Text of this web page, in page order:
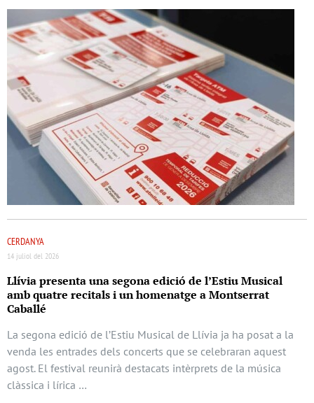
CERDANYA
14 juliol del 2026
Llívia presenta una segona edició de l’Estiu Musical
amb quatre recitals i un homenatge a Montserrat
Caballé
La segona edició de l’Estiu Musical de Llívia ja ha posat a la
venda les entrades dels concerts que se celebraran aquest
agost. El festival reunirà destacats intèrprets de la música
clàssica i lírica …